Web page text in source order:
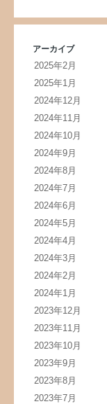
アーカイブ
2025年2月
2025年1月
2024年12月
2024年11月
2024年10月
2024年9月
2024年8月
2024年7月
2024年6月
2024年5月
2024年4月
2024年3月
2024年2月
2024年1月
2023年12月
2023年11月
2023年10月
2023年9月
2023年8月
2023年7月